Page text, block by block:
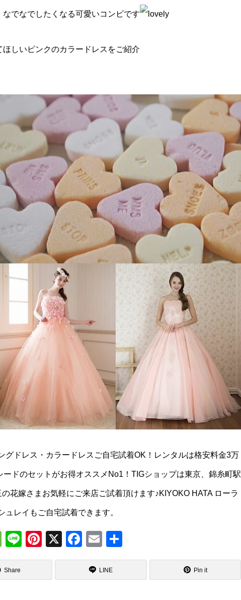
でなでしたくなる可愛いコンビです
しいピンクのカラードレスをご紹介
グドレス・カラードレスご自宅試着OK！レンタルは格安料金3万
ドのセットがお得オススメNo1！TIGショップは東京、錦糸町駅
花嫁さまお気軽にご来店ご試着頂けます♪KIYOKO HATA ローラ
ュレイもご自宅試着できます。
M
e
ss
Li
n
Pi
nt
X
F
a
c
E
m
ail
有
Share LINE Pin it